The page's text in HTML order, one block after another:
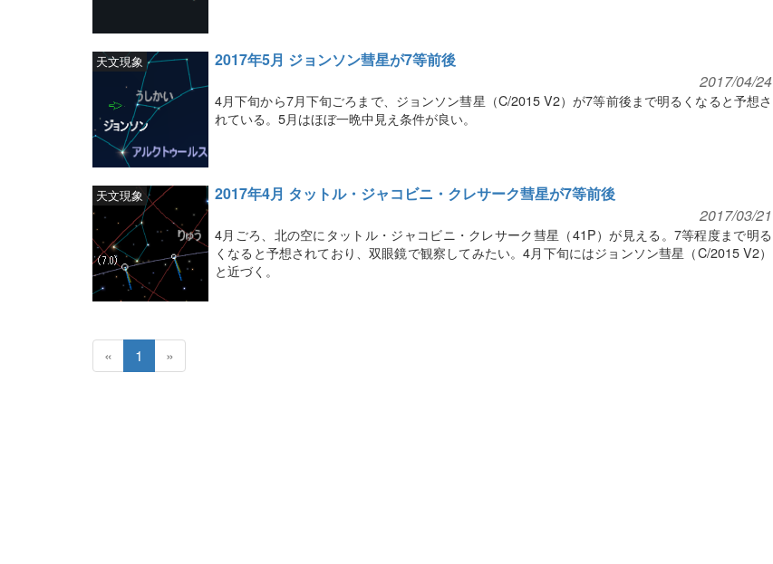
2017年5月 ジョンソン彗星が7等前後
天文現象
2017/04/24
4月下旬から7月下旬ごろまで、ジョンソン彗星（C/2015 V2）が7等前後まで明るくなると予想さ
れている。5月はほぼ一晩中見え条件が良い。
2017年4月 タットル・ジャコビニ・クレサーク彗星が7等前後
天文現象
2017/03/21
4月ごろ、北の空にタットル・ジャコビニ・クレサーク彗星（41P）が見える。7等程度まで明る
くなると予想されており、双眼鏡で観察してみたい。4月下旬にはジョンソン彗星（C/2015 V2）
と近づく。
« 1 »